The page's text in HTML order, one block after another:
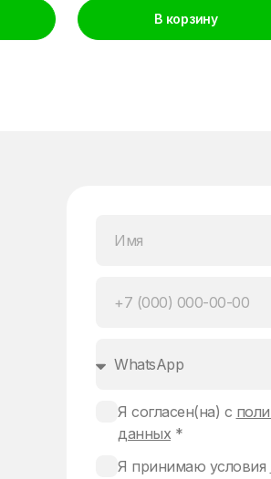
В корзину
Я согласен(на) с
данных *
Я принимаю условия